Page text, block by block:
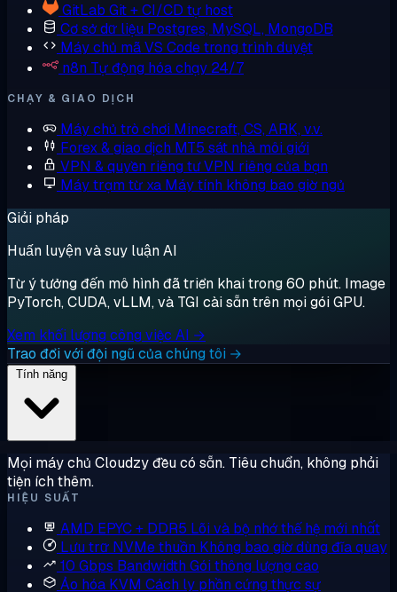
GitLab Git + CI/CD tự host
Cơ sở dữ liệu Postgres, MySQL, MongoDB
Máy chủ mãVS Code trong trình duyệt
n8n Tự động hóa chạy 24/7
CHẠY & GIAO DỊCH
Máy chủ trò chơi Minecraft, CS, ARK, v.v.
Forex & giao dịch MT5 sát nhà môi giới
VPN & quyền riêng tưVPN riêng của bạn
Máy trạm từ xa Máy tính không bao giờ ngủ
Giải pháp
Huấn luyện và suy luận AI
Từ ý tưởng đến mô hình đã triển khai trong 60 phút. Image
PyTorch, CUDA, vLLM, và TGI cài sẵn trên mọi gói GPU.
Xem khối lượng công việc AI →
Trao đổi với đội ngũ của chúng tôi →
Mọi máy chủ Cloudzy đều có sẵn. Tiêu chuẩn, không phải
tiện ích thêm.
HIỆU SUẤT
AMD EPYC + DDR5 Lõi và bộ nhớ thế hệ mới nhất
Lưu trữ NVMe thuần Không bao giờ dùng đĩa quay
10 Gbps Bandwidth Gói thông lượng cao
Ảo hóa KVM Cách ly phần cứng thực sự